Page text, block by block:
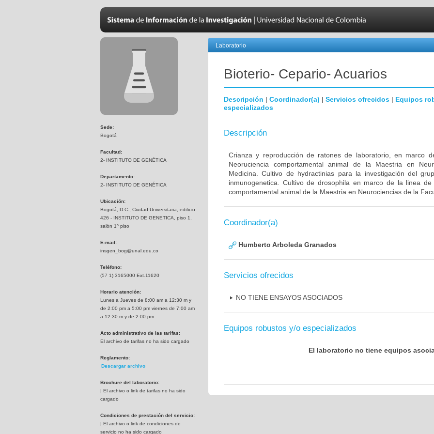
Sede:
Bogotá
Facultad:
2- INSTITUTO DE GENÉTICA
Departamento:
2- INSTITUTO DE GENÉTICA
Ubicación:
Bogotá, D.C., Ciudad Universitaria, edificio
426 - INSTITUTO DE GENETICA, piso 1,
salón 1º piso
E-mail:
insgen_bog@unal.edu.co
Teléfono:
(57 1) 3165000 Ext.11620
Horario atención:
Lunes a Jueves de 8:00 am a 12:30 m y
de 2:00 pm a 5:00 pm viernes de 7:00 am
a 12:30 m y de 2:00 pm
Acto administrativo de las tarifas:
El archivo de tarifas no ha sido cargado
Reglamento:
Descargar archivo
Brochure del laboratorio:
| El archivo o link de tarifas no ha sido
cargado
Condiciones de prestación del servicio:
| El archivo o link de condiciones de
servicio no ha sido cargado
Laboratorio
Bioterio- Cepario- Acuarios
Descripción | Coordinador(a) | Servicios ofrecidos | Equipos
especializados
Descripción
Crianza y reproducción de ratones de laboratorio, en marco
Neoruciencia comportamental animal de la Maestria en
Medicina. Cultivo de hydractinias para la investigación del
inmunogenetica. Cultivo de drosophila en marco de la linea de
comportamental animal de la Maestria en Neurociencias de la
Coordinador(a)
Humberto Arboleda Granados
Servicios ofrecidos
NO TIENE ENSAYOS ASOCIADOS
Equipos robustos y/o especializados
El laboratorio no tiene equipos